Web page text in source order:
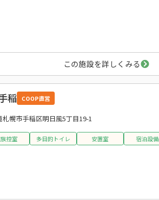
この施設を詳しくみる
稲 COOP直営
札幌市手稲区明日風5丁目19-1
控室 多目的トイレ 安置室 宿泊設備